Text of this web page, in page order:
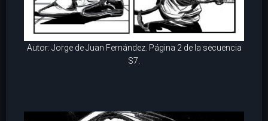
Autor: Jorge de Juan Fernández. Página 2 de la secuencia
S7.